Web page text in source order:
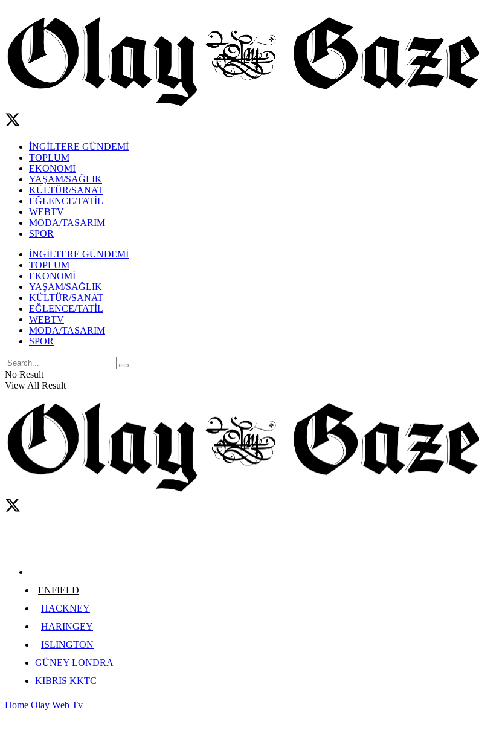
İNGİLTERE GÜNDEMİ
TOPLUM
EKONOMİ
YAŞAM/SAĞLIK
KÜLTÜR/SANAT
EĞLENCE/TATİL
WEBTV
MODA/TASARIM
SPOR
İNGİLTERE GÜNDEMİ
TOPLUM
EKONOMİ
YAŞAM/SAĞLIK
KÜLTÜR/SANAT
EĞLENCE/TATİL
WEBTV
MODA/TASARIM
SPOR
No Result
View All Result
ENFIELD
HACKNEY
HARINGEY
ISLINGTON
GÜNEY LONDRA
KIBRIS KKTC
Home Olay Web Tv